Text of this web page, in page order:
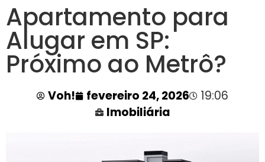
Apartamento para
Alugar em SP:
Próximo ao Metrô?
Voh! fevereiro 24, 2026
19:06
Imobiliária